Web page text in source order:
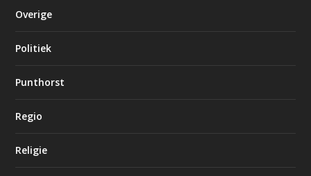
Overige
Politiek
Punthorst
Regio
Religie